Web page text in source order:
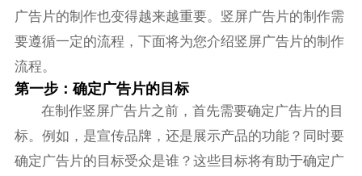
广告片的制作也变得越来越重要。竖屏广告片的制作需
要遵循一定的流程，下面将为您介绍竖屏广告片的制作
流程。
第一步：确定广告片的目标
在制作竖屏广告片之前，首先需要确定广告片的目
标。例如，是宣传品牌，还是展示产品的功能？同时要
确定广告片的目标受众是谁？这些目标将有助于确定广